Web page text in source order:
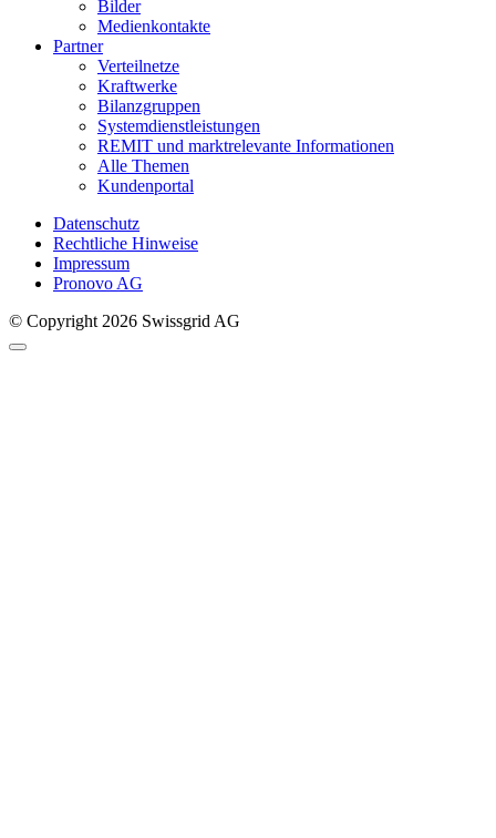
Bilder
Medienkontakte
Partner
Verteilnetze
Kraftwerke
Bilanzgruppen
Systemdienstleistungen
REMIT und marktrelevante Informationen
Alle Themen
Kundenportal
Datenschutz
Rechtliche Hinweise
Impressum
Pronovo AG
© Copyright 2026 Swissgrid AG